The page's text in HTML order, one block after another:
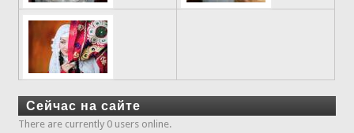
Сейчас на сайте
There are currently 0 users online.